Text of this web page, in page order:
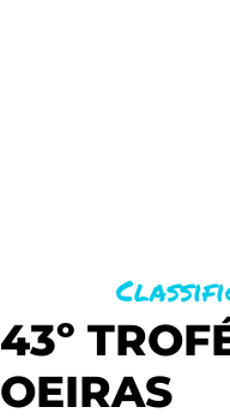
43º
OEIRAS